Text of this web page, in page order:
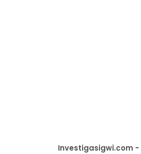
Investigasigwi.com -